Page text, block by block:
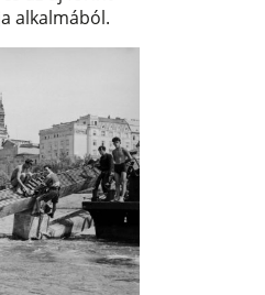
alkalmából.